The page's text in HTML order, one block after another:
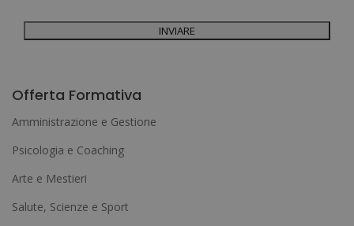
ricevere informazioni commerciali (per telefono e/o via e-mail):
l
r
n
a
Offerta Formativa
Amministrazione e Gestione
Psicologia e Coaching
Arte e Mestieri
Salute, Scienze e Sport